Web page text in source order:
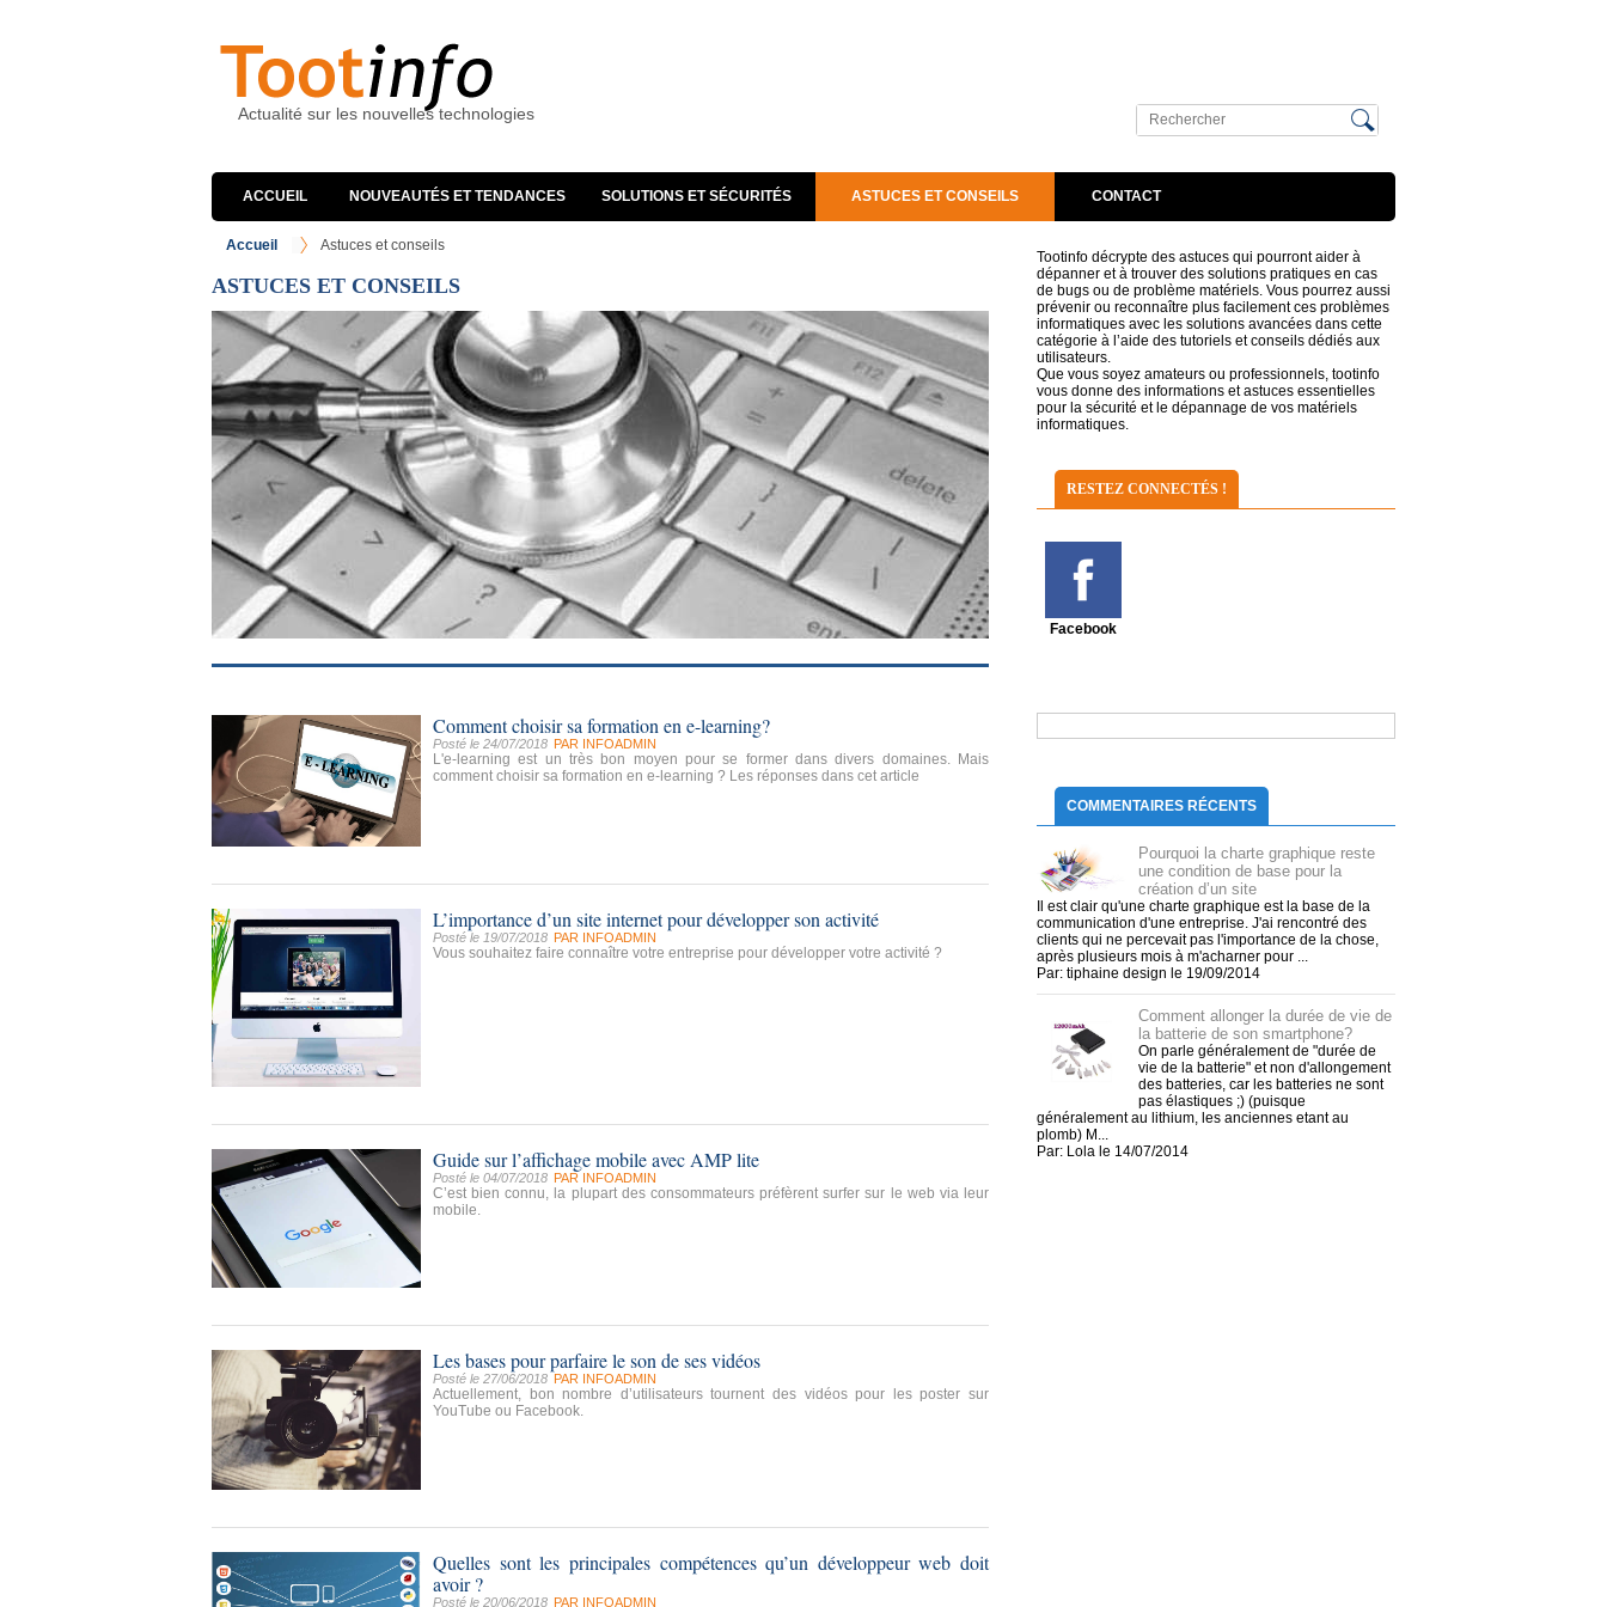
Actualité sur les nouvelles technologies
ACCUEIL NOUVEAUTÉS ET TENDANCES SOLUTIONS ET SÉCURITÉS ASTUCES ET CONSEILS CONTACT
Accueil Astuces et conseils
ASTUCES ET CONSEILS
Comment choisir sa formation en e-learning?
Posté le 24/07/2018 PAR INFOADMIN
L'e-learning est un très bon moyen pour se former dans divers domaines. Mais
comment choisir sa formation en e-learning ? Les réponses dans cet article
L’importance d’un site internet pour développer son activité
Posté le 19/07/2018 PAR INFOADMIN
Vous souhaitez faire connaître votre entreprise pour développer votre activité ?
Guide sur l’affichage mobile avec AMP lite
Posté le 04/07/2018 PAR INFOADMIN
C’est bien connu, la plupart des consommateurs préfèrent surfer sur le web via leur
mobile.
Les bases pour parfaire le son de ses vidéos
Posté le 27/06/2018 PAR INFOADMIN
Actuellement, bon nombre d’utilisateurs tournent des vidéos pour les poster sur
YouTube ou Facebook.
Quelles sont les principales compétences qu’un développeur web doit
avoir ?
Posté le 20/06/2018 PAR INFOADMIN
Tootinfo décrypte des astuces qui pourront aider à
dépanner et à trouver des solutions pratiques en cas
de bugs ou de problème matériels. Vous pourrez aussi
prévenir ou reconnaître plus facilement ces problèmes
informatiques avec les solutions avancées dans cette
catégorie à l’aide des tutoriels et conseils dédiés aux
utilisateurs.
Que vous soyez amateurs ou professionnels, tootinfo
vous donne des informations et astuces essentielles
pour la sécurité et le dépannage de vos matériels
informatiques.
RESTEZ CONNECTÉS !
Facebook
COMMENTAIRES RÉCENTS
Pourquoi la charte graphique reste
une condition de base pour la
création d’un site
Il est clair qu'une charte graphique est la base de la
communication d'une entreprise. J'ai rencontré des
clients qui ne percevait pas l'importance de la chose,
après plusieurs mois à m'acharner pour ...
Par: tiphaine design le 19/09/2014
Comment allonger la durée de vie de
la batterie de son smartphone?
On parle généralement de "durée de
vie de la batterie" et non d'allongement
des batteries, car les batteries ne sont
pas élastiques ;) (puisque
généralement au lithium, les anciennes etant au
plomb) M...
Par: Lola le 14/07/2014